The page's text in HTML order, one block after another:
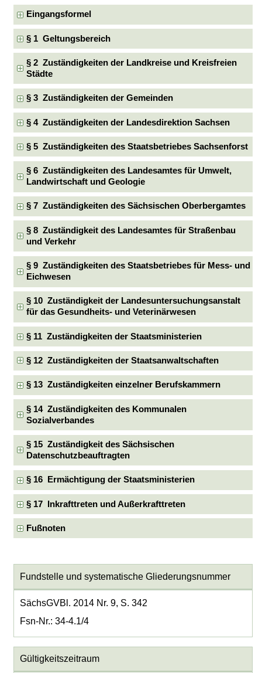
Eingangsformel
§ 1 Geltungsbereich
§ 2 Zuständigkeiten der Landkreise und Kreisfreien
Städte
§ 3 Zuständigkeiten der Gemeinden
§ 4 Zuständigkeiten der Landesdirektion Sachsen
§ 5 Zuständigkeiten des Staatsbetriebes Sachsenforst
§ 6 Zuständigkeiten des Landesamtes für Umwelt,
Landwirtschaft und Geologie
§ 7 Zuständigkeiten des Sächsischen Oberbergamtes
§ 8 Zuständigkeit des Landesamtes für Straßenbau
und Verkehr
§ 9 Zuständigkeiten des Staatsbetriebes für Mess- und
Eichwesen
§ 10 Zuständigkeit der Landesuntersuchungsanstalt
für das Gesundheits- und Veterinärwesen
§ 11 Zuständigkeiten der Staatsministerien
§ 12 Zuständigkeiten der Staatsanwaltschaften
§ 13 Zuständigkeiten einzelner Berufskammern
§ 14 Zuständigkeiten des Kommunalen
Sozialverbandes
§ 15 Zuständigkeit des Sächsischen
Datenschutzbeauftragten
§ 16 Ermächtigung der Staatsministerien
§ 17 Inkrafttreten und Außerkrafttreten
Fußnoten
Fundstelle und systematische Gliederungsnummer
SächsGVBl. 2014 Nr. 9, S. 342
Fsn-Nr.: 34-4.1/4
Gültigkeitszeitraum